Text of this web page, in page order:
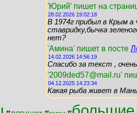
'Юрий' пишет на
28.02.2026 19:02:18
В 1974г прибыл в Крым а
ставридку,бычка
нет?
'Амина' пишет в посте
14.02.2026 14:56:19
Спасибо за текст ,
'2009ded57@mail.ru'
04.12.2025 14:23:34
Какая рыба живет в